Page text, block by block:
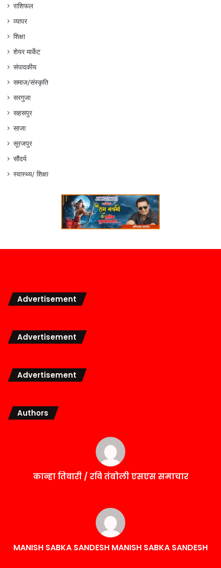
राशिफल
व्यापर
शिक्षा
शेयर मार्केट
संपादकीय
समाज/संस्कृति
सरगुजा
सहसपुर
साजा
सूरजपुर
सौंदर्य
स्वास्थ्य/ शिक्षा
Advertisement
Advertisement
Advertisement
Authors
कान्हा तिवारी / रवि तंबोली एसएस समाचार
MANISH SABKA SANDESH MANISH SABKA SANDESH